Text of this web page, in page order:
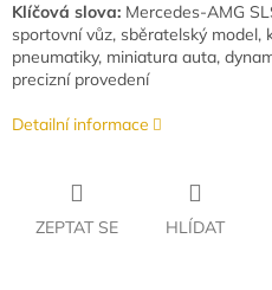
Klíčová slova: Mercedes-AMG
sportovní vůz, sběratelský model,
pneumatiky, miniatura auta,
precizní provedení
Detailní informace
ZEPTAT SE HLÍDAT